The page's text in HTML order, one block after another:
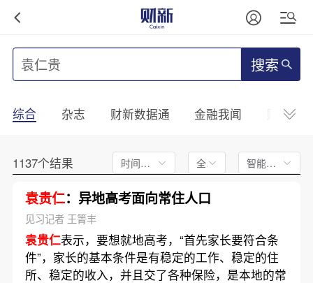
搜索
综合 杂志 财新数据通 金融我闻 财新
1137个结果 时间不限 全文 智能排序
袁贵仁：异地高考面向常住人口
见习记者 王箐丰
袁贵仁表示，要想就地高考，“首先家长要符合条
件”，家长的基本条件是有稳定的工作、稳定的住
所、稳定的收入，并且交了各种保险，是本地的常